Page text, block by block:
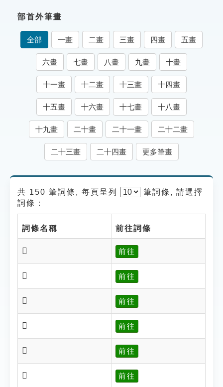
成語故事
索引選單
知識索引
單字索引
生命大百科索引
遊戲專區
貓頭鷹博士
部首外筆畫
全部 一畫 二畫 三畫 四畫 五畫
六畫 七畫 八畫 九畫 十畫
十一畫 十二畫 十三畫 十四畫
十五畫 十六畫 十七畫 十八畫
十九畫 二十畫 二十一畫 二十二畫
二十三畫 二十四畫 更多筆畫
共 150 筆詞條, 每頁呈列 筆詞條, 請選擇
詞條：
詞條名稱 前往詞條
𠩱 前往
𠩲 前往
𠩹 前往
𠩺 前往
𠩻 前往
𠩼 前往